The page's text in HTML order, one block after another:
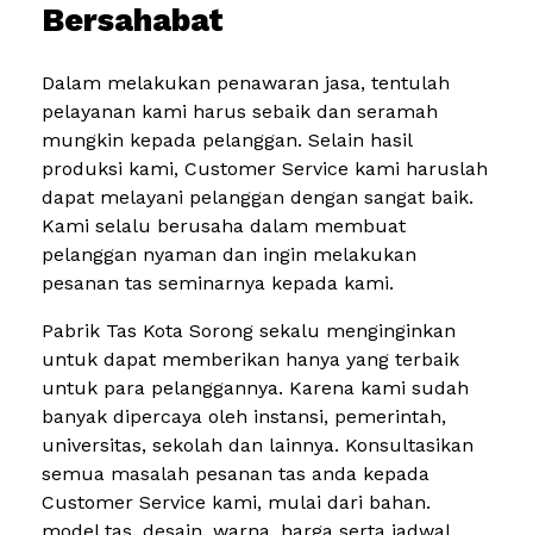
Bersahabat
Dalam melakukan penawaran jasa, tentulah
pelayanan kami harus sebaik dan seramah
mungkin kepada pelanggan. Selain hasil
produksi kami, Customer Service kami haruslah
dapat melayani pelanggan dengan sangat baik.
Kami selalu berusaha dalam membuat
pelanggan nyaman dan ingin melakukan
pesanan tas seminarnya kepada kami.
Pabrik Tas Kota Sorong sekalu menginginkan
untuk dapat memberikan hanya yang terbaik
untuk para pelanggannya. Karena kami sudah
banyak dipercaya oleh instansi, pemerintah,
universitas, sekolah dan lainnya. Konsultasikan
semua masalah pesanan tas anda kepada
Customer Service kami, mulai dari bahan.
model tas, desain, warna, harga serta jadwal